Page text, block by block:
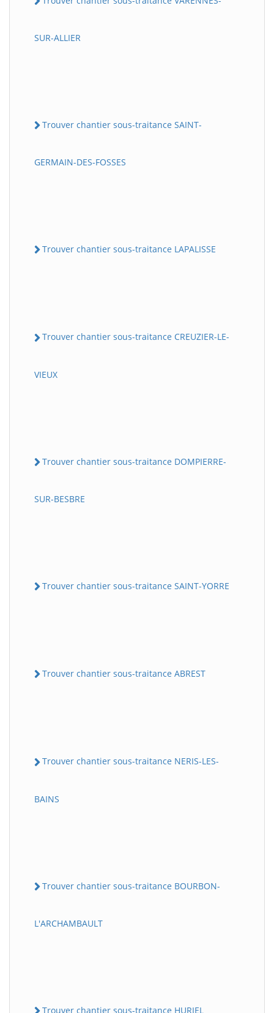
SUR-ALLIER
Trouver chantier sous-traitance SAINT-
GERMAIN-DES-FOSSES
Trouver chantier sous-traitance LAPALISSE
Trouver chantier sous-traitance CREUZIER-LE-
VIEUX
Trouver chantier sous-traitance DOMPIERRE-
SUR-BESBRE
Trouver chantier sous-traitance SAINT-YORRE
Trouver chantier sous-traitance ABREST
Trouver chantier sous-traitance NERIS-LES-
BAINS
Trouver chantier sous-traitance BOURBON-
L'ARCHAMBAULT
Trouver chantier sous-traitance HURIEL